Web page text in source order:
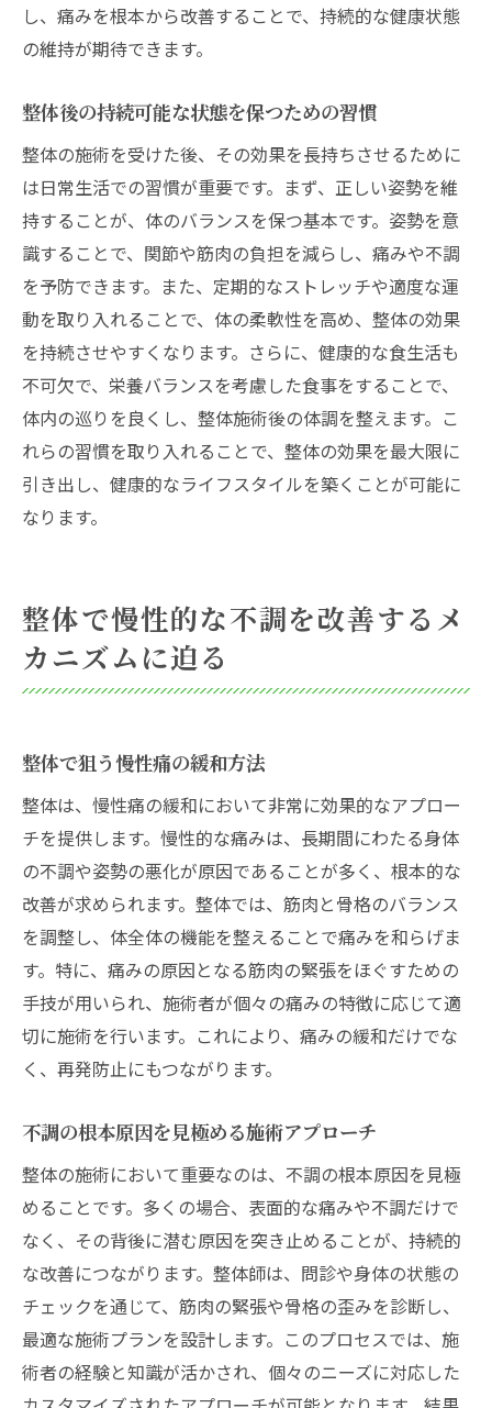
し、痛みを根本から改善することで、持続的な健康状態
の維持が期待できます。
整体後の持続可能な状態を保つための習慣
整体の施術を受けた後、その効果を長持ちさせるために
は日常生活での習慣が重要です。まず、正しい姿勢を維
持することが、体のバランスを保つ基本です。姿勢を意
識することで、関節や筋肉の負担を減らし、痛みや不調
を予防できます。また、定期的なストレッチや適度な運
動を取り入れることで、体の柔軟性を高め、整体の効果
を持続させやすくなります。さらに、健康的な食生活も
不可欠で、栄養バランスを考慮した食事をすることで、
体内の巡りを良くし、整体施術後の体調を整えます。こ
れらの習慣を取り入れることで、整体の効果を最大限に
引き出し、健康的なライフスタイルを築くことが可能に
なります。
整体で慢性的な不調を改善するメ
カニズムに迫る
整体で狙う慢性痛の緩和方法
整体は、慢性痛の緩和において非常に効果的なアプロー
チを提供します。慢性的な痛みは、長期間にわたる身体
の不調や姿勢の悪化が原因であることが多く、根本的な
改善が求められます。整体では、筋肉と骨格のバランス
を調整し、体全体の機能を整えることで痛みを和らげま
す。特に、痛みの原因となる筋肉の緊張をほぐすための
手技が用いられ、施術者が個々の痛みの特徴に応じて適
切に施術を行います。これにより、痛みの緩和だけでな
く、再発防止にもつながります。
不調の根本原因を見極める施術アプローチ
整体の施術において重要なのは、不調の根本原因を見極
めることです。多くの場合、表面的な痛みや不調だけで
なく、その背後に潜む原因を突き止めることが、持続的
な改善につながります。整体師は、問診や身体の状態の
チェックを通じて、筋肉の緊張や骨格の歪みを診断し、
最適な施術プランを設計します。このプロセスでは、施
術者の経験と知識が活かされ、個々のニーズに対応した